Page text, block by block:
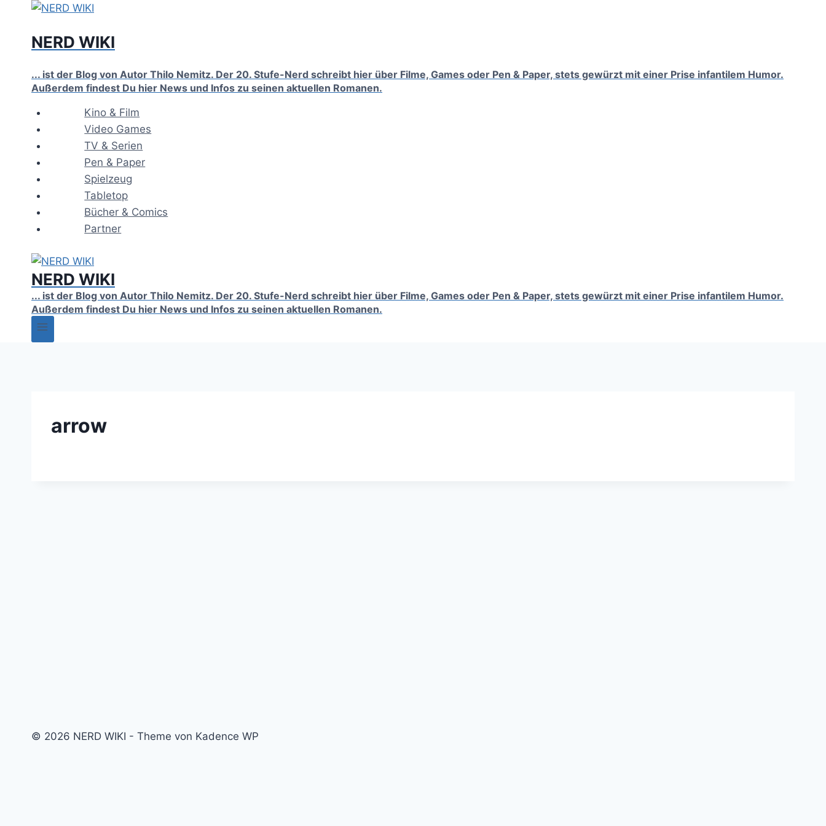
springenNERD WIKI
... ist der Blog von Autor Thilo Nemitz. Der 20. Stufe-Nerd schreibt hier über Filme, Games oder Pen & Paper, stets gewürzt mit einer Prise infantilem Humor.
Außerdem findest Du hier News und Infos zu seinen aktuellen Romanen.
Kino & Film
Video Games
TV & Serien
Pen & Paper
Spielzeug
Tabletop
Bücher & Comics
Partner
NERD WIKI
... ist der Blog von Autor Thilo Nemitz. Der 20. Stufe-Nerd schreibt hier über Filme, Games oder Pen & Paper, stets gewürzt mit einer Prise infantilem Humor.
Außerdem findest Du hier News und Infos zu seinen aktuellen Romanen.
arrow
© 2026 NERD WIKI - Theme von Kadence WP